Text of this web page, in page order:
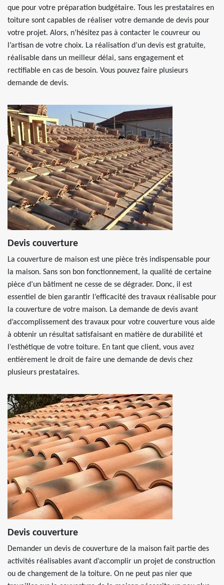
que pour votre préparation budgétaire. Tous les prestataires en
toiture sont capables de réaliser votre demande de devis pour
votre projet. Alors, n’hésitez pas à contacter le couvreur ou
l’artisan de votre choix. La réalisation d’un devis est gratuite,
réalisable dans un meilleur délai, sans engagement et
rectifiable en cas de besoin. Vous pouvez faire plusieurs
demande de devis.
Devis couverture
La couverture de maison est une pièce très indispensable pour
la maison. Sans son bon fonctionnement, la qualité de certaine
pièce d’un bâtiment ne cesse de se dégrader. Donc, il est
essentiel de bien garantir l’efficacité des travaux réalisable pour
la couverture de votre maison. La demande de devis avant
d’accomplissement des travaux pour votre couverture vous aide
à obtenir un résultat satisfaisant en matière de durabilité et
l’esthétique de votre toiture. En tant que client, vous avez
entièrement le droit de faire une demande de devis chez
plusieurs prestataires.
Devis couverture
Demander un devis de couverture de la maison fait partie des
activités réalisables avant d’accomplir un projet de construction
ou de changement de la toiture. On ne peut pas nier que